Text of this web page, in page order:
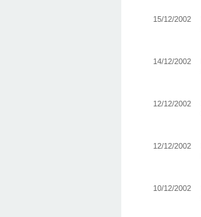
15/12/2002
14/12/2002
12/12/2002
12/12/2002
10/12/2002